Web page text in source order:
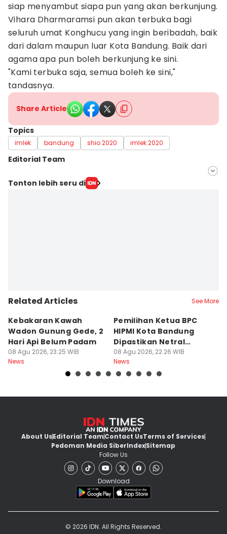
siap menyambut siapa pun yang akan berkunjung.
Vihara Dharmaramsi pun akan terbuka bagi
seluruh umat Konghucu yang ingin beribadah, baik
dari dalam maupun luar Kota Bandung. Baik dari
agama apa pun boleh berkunjung ke sini.
"Kami terbuka saja, semua boleh ke sini,"
tandasnya.
Share Article
Topics
imlek bandung shio 2020 imlek 2020
Editorial Team
Editor
Tonton lebih seru di
Related Articles See More
Kebakaran Kawah
Wadon Gunung Gede, 2
Hari Api Belum Padam
08 Agu 2026, 23:25 WIB
News
Pemilihan Ketua BPC
HIPMI Kota Bandung
Dipastikan Netral
Tanpa Tekanan
08 Agu 2026, 22:26 WIB
News
About UsEditorial TeamContact UsTerms of Services
Pedoman Media SiberIndexSitemap
Follow Us
Download
© 2026 IDN. All Rights Reserved.